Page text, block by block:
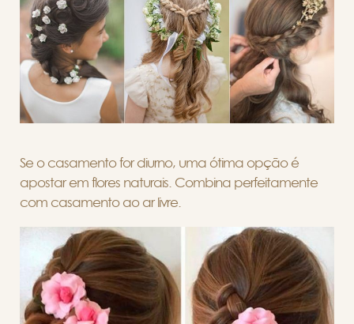
Se o casamento for diurno, uma ótima opção é
apostar em flores naturais. Combina perfeitamente
com casamento ao ar livre.